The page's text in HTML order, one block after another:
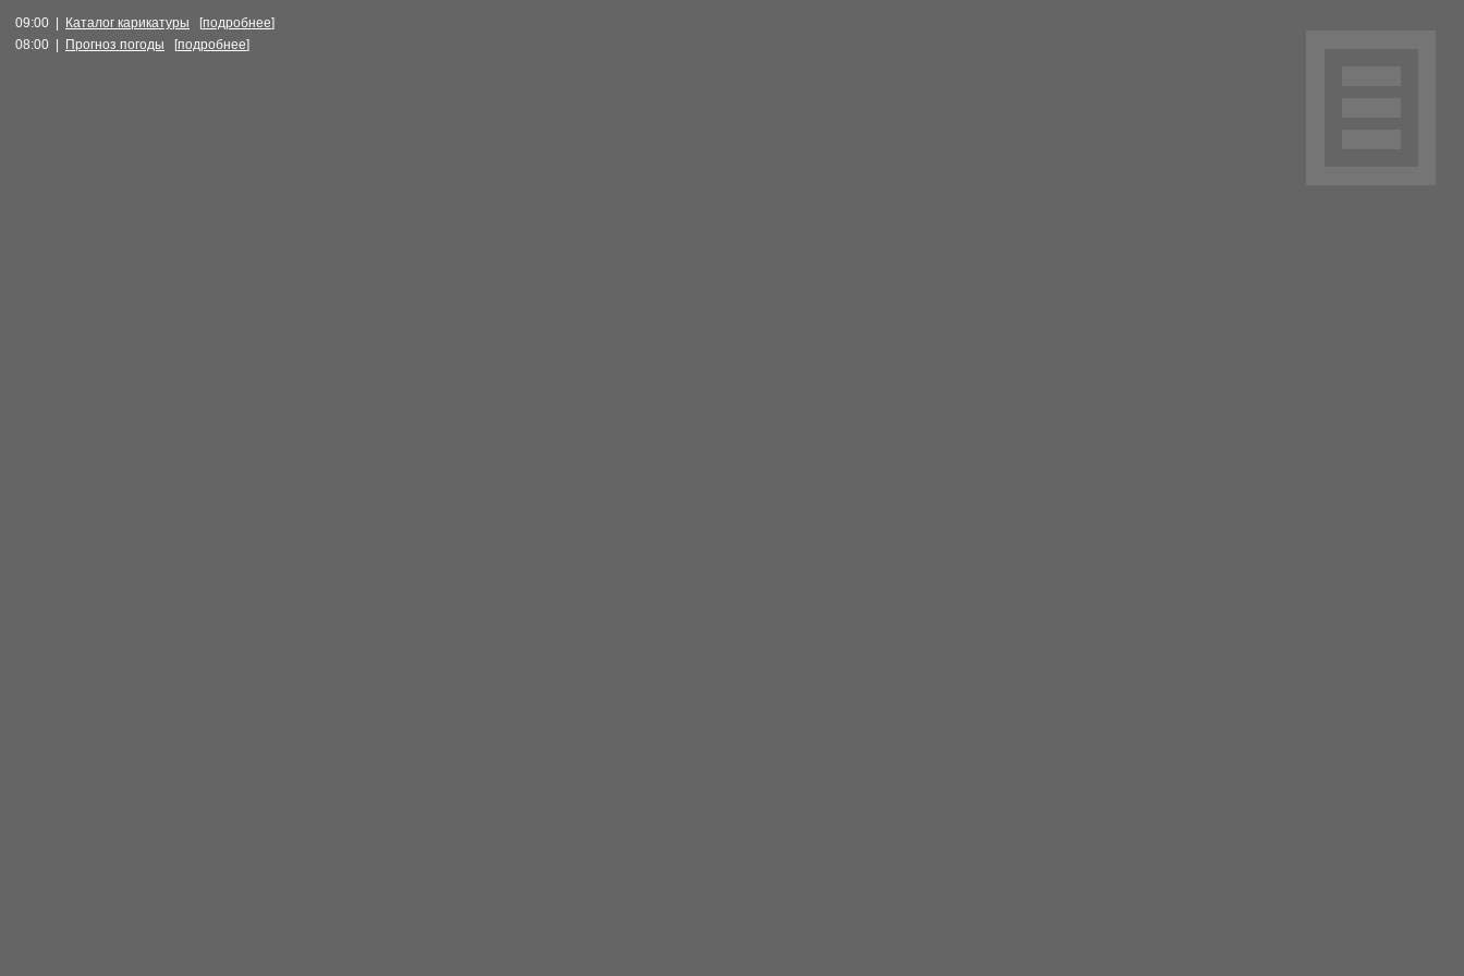
09:00 | Каталог карикатуры [подробнее]
08:00 |
Прогноз погоды [подробнее]